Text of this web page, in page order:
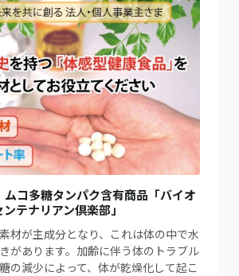
ムコ多糖タンパク含有商品「バイオ
テナリアン倶楽部」
材が主成分となり、これは体の中で水
があります。加齢に伴う体のトラブル
の減少によって、体が乾燥化して起こ